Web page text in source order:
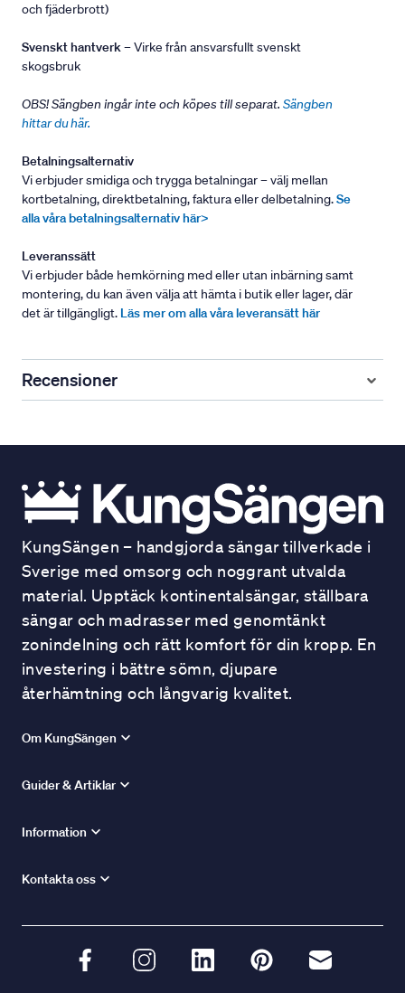
och fjäderbrott)
Svenskt hantverk– Virke från ansvarsfullt svenskt
skogsbruk
OBS! Sängben ingår inte och köpes till separat. Sängben
hittar du här.
Betalningsalternativ
Vi erbjuder smidiga och trygga betalningar – välj mellan
kortbetalning, direktbetalning, faktura eller delbetalning.Se
alla våra betalningsalternativ här>
Leveranssätt
Vi erbjuder både hemkörning med eller utan inbärning samt
montering, du kan även välja att hämta i butik eller lager, där
det är tillgängligt. Läs mer om alla våra leveransätt här
Recensioner
KungSängen – handgjorda sängar tillverkade i
Sverige med omsorg och noggrant utvalda
material. Upptäck kontinentalsängar, ställbara
sängar och madrasser med genomtänkt
zonindelning och rätt komfort för din kropp. En
investering i bättre sömn, djupare
återhämtning och långvarig kvalitet.
Om KungSängen
Guider & Artiklar
Information
Kontakta oss